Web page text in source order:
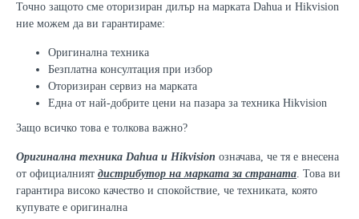
Точно защото сме оторизиран дилър на марката Dahua и Hikvision
ние можем да ви гарантираме:
Оригинална техника
Безплатна консултация при избор
Оторизиран сервиз на марката
Една от най-добрите цени на пазара за техника Hikvision
Защо всичко това е толкова важно?
Оригинална техника Dahua и Hikvision означава, че тя е внесена
от официалният дистрибутор на марката за страната. Това ви
гарантира високо качество и спокойствие, че техниката, която
купувате е оригинална